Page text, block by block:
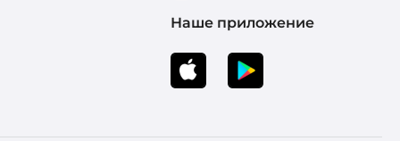
Наше приложение